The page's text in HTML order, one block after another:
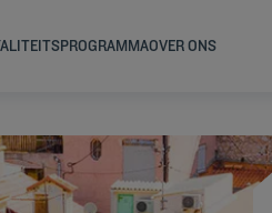
OVER ONS